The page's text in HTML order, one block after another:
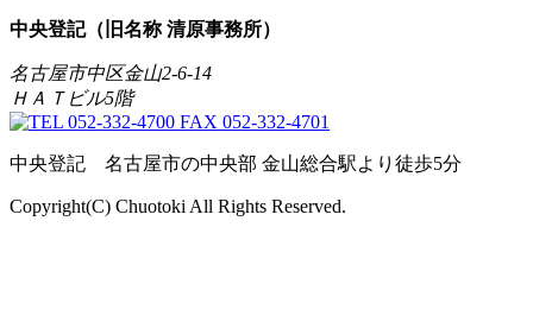
中央登記（旧名称 清原事務所）
名古屋市中区金山2-6-14
ＨＡＴビル5階
中央登記 名古屋市の中央部 金山総合駅より徒歩5分
Copyright(C) Chuotoki All Rights Reserved.